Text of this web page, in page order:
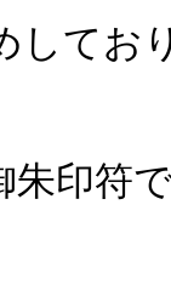
してお
印符